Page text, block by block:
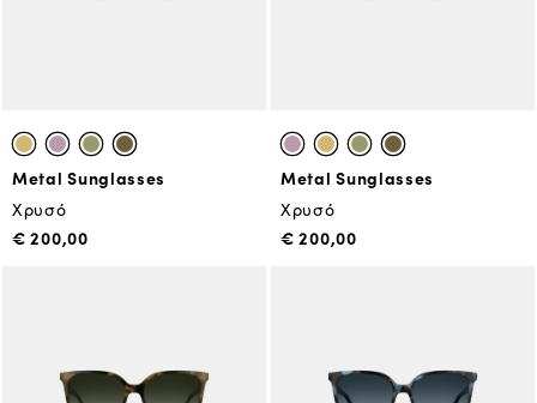
Metal Sunglasses
Χρυσό
€ 200,00
Metal Sunglasses
Χρυσό
€ 200,00